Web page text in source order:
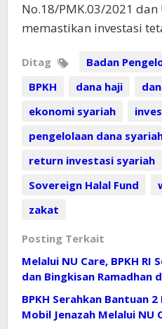
No.18/PMK.03/2021 dan
memastikan investasi
Ditag
Badan
BPKH
dana haji
ekonomi syariah
pengelolaan dana
return investasi syariah
Sovereign Halal Fund
zakat
Posting Terkait
Melalui NU Care, BPKH RI
dan Bingkisan Ramadhan
BPKH Serahkan Bantuan
Mobil Jenazah Melalui NU